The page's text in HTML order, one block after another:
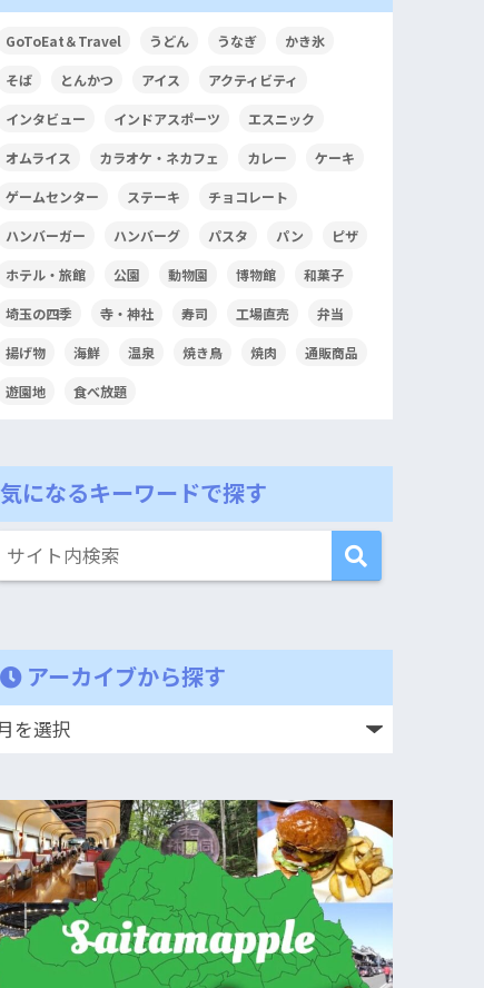
GoToEat＆Travel うどん うなぎ かき氷
そば とんかつ アイス アクティビティ
インタビュー インドアスポーツ エスニック
オムライス カラオケ・ネカフェ カレー ケーキ
ゲームセンター ステーキ チョコレート
ハンバーガー ハンバーグ パスタ パン ピザ
ホテル・旅館 公園 動物園 博物館 和菓子
埼玉の四季 寺・神社 寿司 工場直売 弁当
揚げ物 海鮮 温泉 焼き鳥 焼肉 通販商品
遊園地 食べ放題
気になるキーワードで探す
アーカイブから探す